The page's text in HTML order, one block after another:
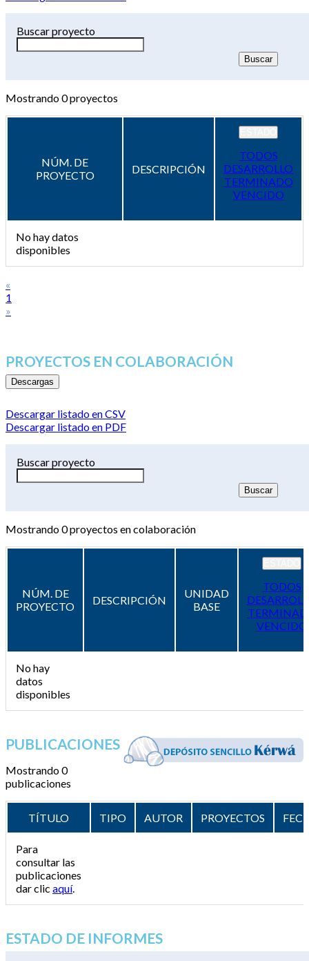
Buscar proyecto
Mostrando0proyectos
NÚM. DE
PROYECTO
DESCRIPCIÓN
TODOS
DESARROLLO
TERMINADO
VENCIDO
No hay datos
disponibles
«
1
»
PROYECTOS EN COLABORACIÓN
Descargas
Descargar listado en CSV
Descargar listado en PDF
Buscar proyecto
Mostrando0proyectos en colaboración
NÚM. DE
PROYECTO
DESCRIPCIÓN
UNIDAD
BASE
TODOS
VENCIDO
No hay
datos
disponibles
PUBLICACIONES
Mostrando 0
publicaciones
TÍTULO TIPO AUTOR PROYECTOS
Para
consultar las
publicaciones
dar clic aquí.
ESTADO DE INFORMES